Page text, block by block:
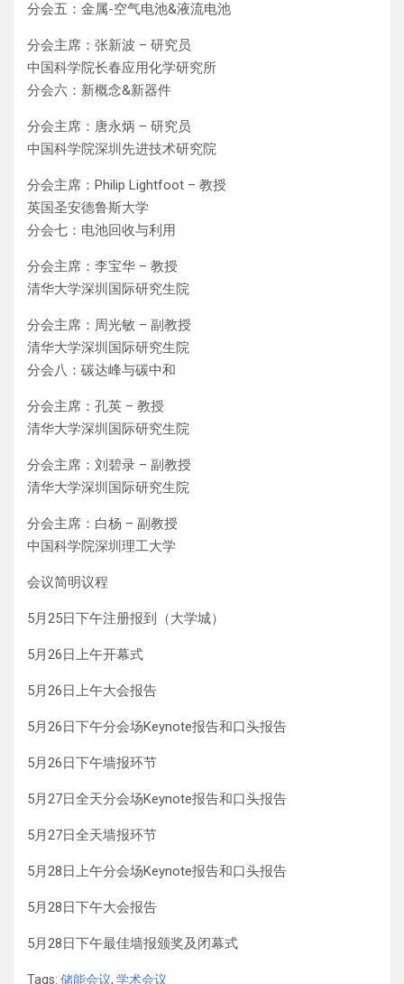
分会五：金属-空气电池&液流电池
分会主席：张新波 – 研究员
中国科学院长春应用化学研究所
分会六：新概念&新器件
分会主席：唐永炳 – 研究员
中国科学院深圳先进技术研究院
分会主席：Philip Lightfoot – 教授
英国圣安德鲁斯大学
分会七：电池回收与利用
分会主席：李宝华 – 教授
清华大学深圳国际研究生院
分会主席：周光敏 – 副教授
清华大学深圳国际研究生院
分会八：碳达峰与碳中和
分会主席：孔英 – 教授
清华大学深圳国际研究生院
分会主席：刘碧录 – 副教授
清华大学深圳国际研究生院
分会主席：白杨 – 副教授
中国科学院深圳理工大学
会议简明议程
5月25日下午注册报到（大学城）
5月26日上午开幕式
5月26日上午大会报告
5月26日下午分会场Keynote报告和口头报告
5月26日下午墙报环节
5月27日全天分会场Keynote报告和口头报告
5月27日全天墙报环节
5月28日上午分会场Keynote报告和口头报告
5月28日下午大会报告
5月28日下午最佳墙报颁奖及闭幕式
Tags: 储能会议, 学术会议